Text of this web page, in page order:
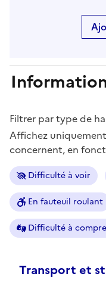
Filtrer par type de
Affichez
concernent, en
Difficulté à voir
En fauteuil roulant
Difficulté à
Transport et